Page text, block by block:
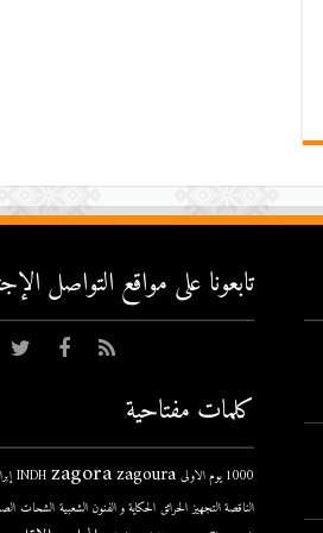
تابعونا على مواقع التواصل
كلمات مفتاحية
1000 يوم الاولى INDH zagorazagoura
الناقصة التجهيز الحرائق الحكاية و الفنون الشعبية الشحات